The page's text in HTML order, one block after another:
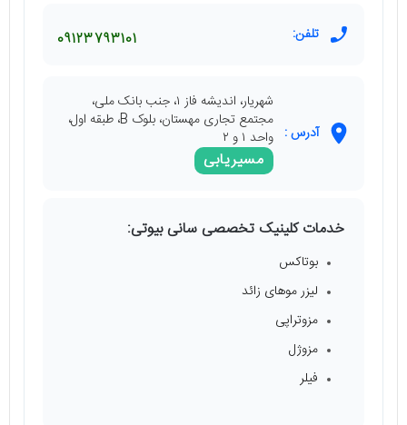
تلفن: 09123793101
آدرس :
شهریار، اندیشه فاز ۱، جنب بانک ملی،
مجتمع تجاری مهستان، بلوک B، طبقه اول،
واحد ۱ و ۲
مسیریابی
خدمات کلینیک تخصصی سانی بیوتی:
بوتاکس
لیزر موهای زائد
مزوتراپی
مزوژل
فیلر